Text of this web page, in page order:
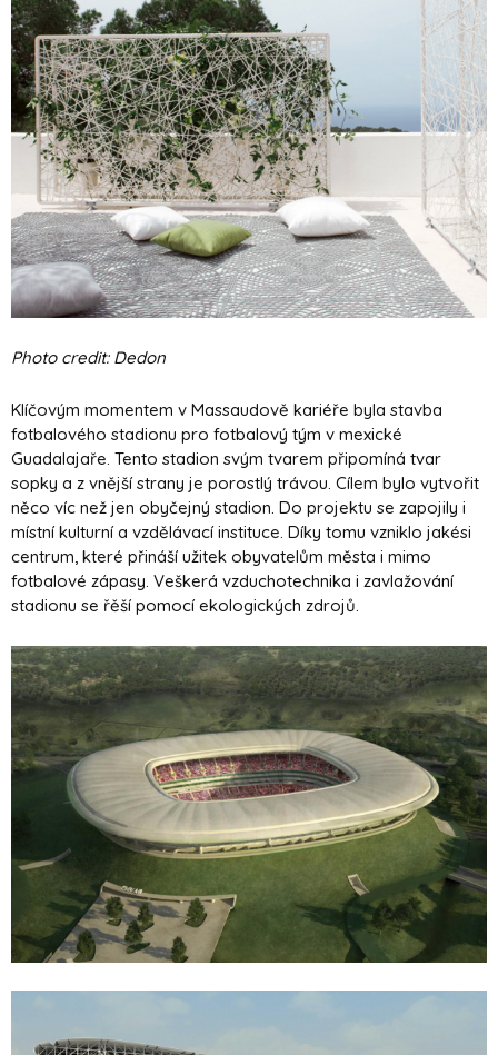
Photo credit: Dedon
Klíčovým momentem v Massaudově kariéře byla stavba
fotbalového stadionu pro fotbalový tým v mexické
Guadalajaře. Tento stadion svým tvarem připomíná tvar
sopky a z vnější strany je porostlý trávou. Cílem bylo vytvořit
něco víc než jen obyčejný stadion. Do projektu se zapojily i
místní kulturní a vzdělávací instituce. Díky tomu vzniklo jakési
centrum, které přináší užitek obyvatelům města i mimo
fotbalové zápasy. Veškerá vzduchotechnika i zavlažování
stadionu se řěší pomocí ekologických zdrojů.